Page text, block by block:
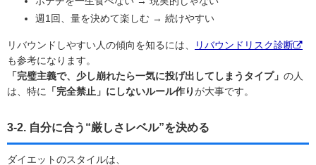
週1回、量を決めて楽しむ → 続けやすい
リバウンドしやすい人の傾向を知るには、
リバウンドリスク診断
も参考になります。
「完璧主義で、少し崩れたら一気に投げ出してしまうタイプ」 の人
は、特に
「完全禁止」にしないルール作りが大事です。
3-2. 自分に合う“厳しさレベル”を決める
ダイエットのスタイルは、